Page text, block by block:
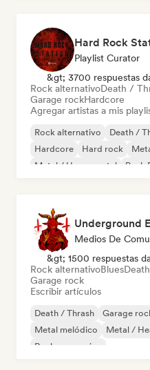
Hard Rock
Playlist Curator
&gt; 3700 respuestas
Rock alternativoDeath /
Garage rockHardcore
Agregar artistas a mis
Rock alternativo Death /
Hardcore
Hard rock
Metal / Heavy metal
Punk
Underground
Medios De
&gt; 1500 respuestas
Rock alternativoBlues
Garage rock
Escribir artículos
Death / Thrash Garage
Metal melódico
Metal /
Rock progresivo